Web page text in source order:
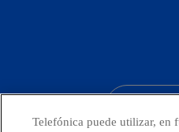
Telefónica puede utilizar, en